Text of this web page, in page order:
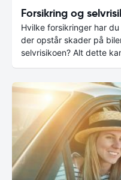
Forsikring og
Hvilke forsikringer har
der opstår skader på
selvrisikoen? Alt dette